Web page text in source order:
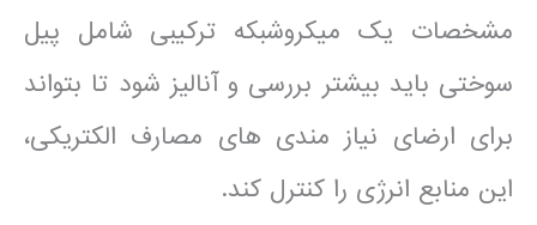
مشخصات یک میکروشبکه ترکیبی شامل پیل
سوختی باید بیشتر بررسی و آنالیز شود تا بتواند
برای ارضای نیاز مندی های مصارف الکتریکی،
این منابع انرژی را کنترل کند.